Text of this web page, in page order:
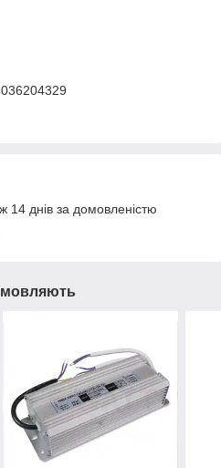
14 днів за домовленістю